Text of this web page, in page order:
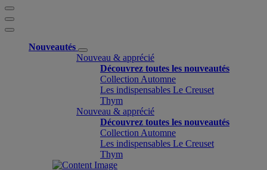
Nouveautés
Nouveau & apprécié
Découvrez toutes les nouveautés
Collection Automne
Les indispensables Le Creuset
Thym
Nouveau & apprécié
Découvrez toutes les nouveautés
Collection Automne
Les indispensables Le Creuset
Thym